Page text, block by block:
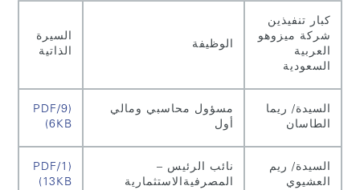
كبار تنفيذين
شركة ميزوهو
العربية
السعودية
الوظيفة
السيرة
الذاتية
السيدة/ ريما
الطاسان
مسؤول محاسبي ومالي
أول
(PDF/9
6KB)
السيدة/ ريم
العشيوي
نائب الرئيس –
المصرفيةالاستثمارية
(PDF/1
13KB)